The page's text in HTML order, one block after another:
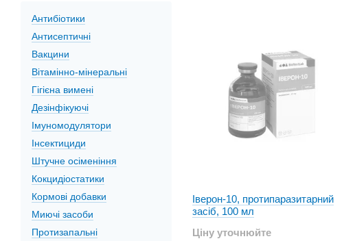
Іверон-10, протипаразитарний
засіб, 100 мл
Ціну уточнюйте
Антибіотики
Антисептичні
Вакцини
Вітамінно-мінеральні
Гігієна вимені
Дезінфікуючі
Імуномодулятори
Інсектициди
Штучне осіменіння
Кокцидіостатики
Кормові добавки
Миючі засоби
Протизапальні